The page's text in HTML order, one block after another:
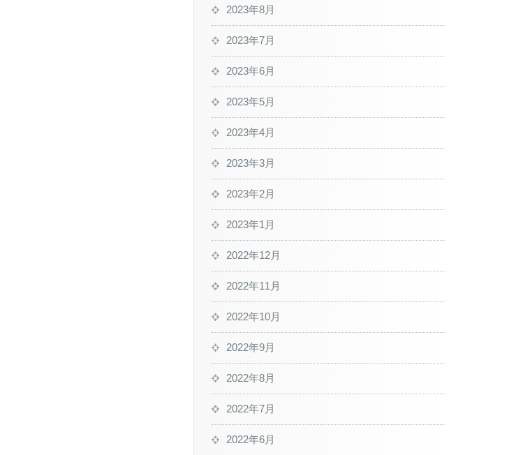
2023年8月
2023年7月
2023年6月
2023年5月
2023年4月
2023年3月
2023年2月
2023年1月
2022年12月
2022年11月
2022年10月
2022年9月
2022年8月
2022年7月
2022年6月